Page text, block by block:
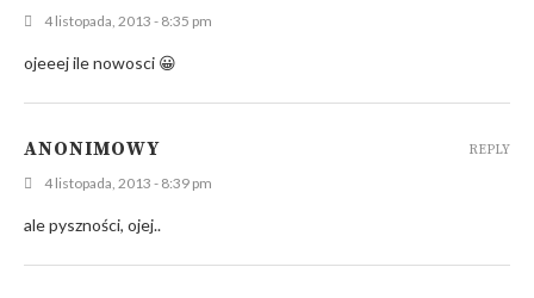
4 listopada, 2013 - 8:35 pm
ojeeej ile nowosci 😀
ANONIMOWY
4 listopada, 2013 - 8:39 pm
ale pyszności, ojej..
REPLY